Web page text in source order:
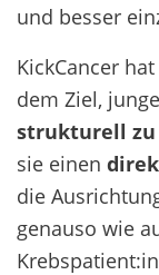
und besser
KickCancer
dem Ziel,
strukturell zu
sie einen
die
genauso wie